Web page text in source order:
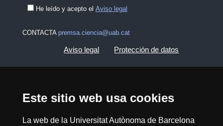
Este sitio web usa cookies
La web de la Universitat Autònoma de Barcelona
He leído y acepto el Aviso legal
CONTACTA premsa.ciencia@uab.cat
Aviso legal Protección de datos
Mapa del web UAB